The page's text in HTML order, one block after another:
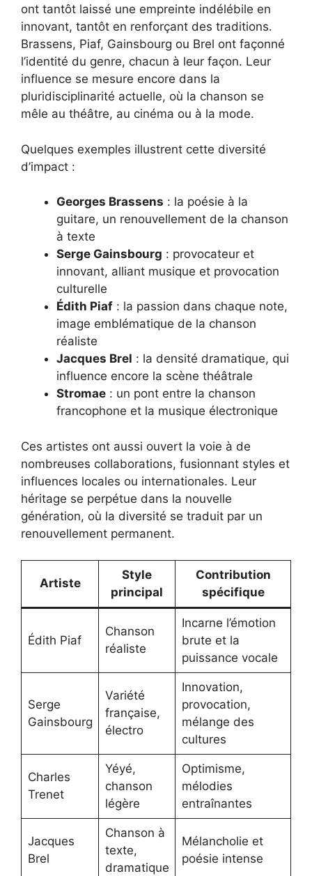
ont tantôt laissé une empreinte indélébile en
innovant, tantôt en renforçant des traditions.
Brassens, Piaf, Gainsbourg ou Brel ont façonné
l’identité du genre, chacun à leur façon. Leur
influence se mesure encore dans la
pluridisciplinarité actuelle, où la chanson se
mêle au théâtre, au cinéma ou à la mode.
Quelques exemples illustrent cette diversité
d’impact :
Georges Brassens : la poésie à la
guitare, un renouvellement de la chanson
à texte
Serge Gainsbourg : provocateur et
innovant, alliant musique et provocation
culturelle
Édith Piaf : la passion dans chaque note,
image emblématique de la chanson
réaliste
Jacques Brel : la densité dramatique, qui
influence encore la scène théâtrale
Stromae : un pont entre la chanson
francophone et la musique électronique
Ces artistes ont aussi ouvert la voie à de
nombreuses collaborations, fusionnant styles et
influences locales ou internationales. Leur
héritage se perpétue dans la nouvelle
génération, où la diversité se traduit par un
renouvellement permanent.
Artiste
Style
principal
Contribution
spécifique
Édith Piaf
Chanson
réaliste
Incarne l’émotion
brute et la
puissance vocale
Serge
Gainsbourg
Variété
française,
électro
Innovation,
provocation,
mélange des
cultures
Charles
Trenet
Yéyé,
chanson
légère
Optimisme,
mélodies
entraînantes
Jacques
Brel
Chanson à
texte,
dramatique
Mélancholie et
poésie intense